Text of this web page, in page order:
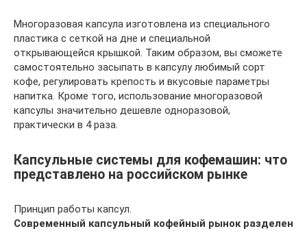
Многоразовая капсула изготовлена из специального
пластика с сеткой на дне и специальной
открывающейся крышкой. Таким образом, вы сможете
самостоятельно засыпать в капсулу любимый сорт
кофе, регулировать крепость и вкусовые параметры
напитка. Кроме того, использование многоразовой
капсулы значительно дешевле одноразовой,
практически в 4 раза.
Капсульные системы для кофемашин: что
представлено на российском рынке
Принцип работы капсул.
Современный капсульный кофейный рынок разделен